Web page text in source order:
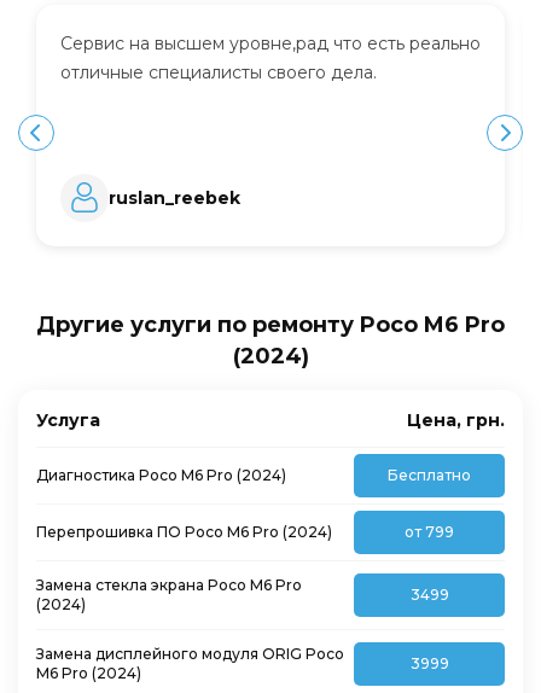
Сервис на высшем уровне,рад что есть реально
отличные специалисты своего дела.
ruslan_reebek
Другие услуги по ремонту Poco M6 Pro
(2024)
Услуга Цена, грн.
Диагностика Poco M6 Pro (2024) Бесплатно
Перепрошивка ПО Poco M6 Pro (2024) от 799
Замена стекла экрана Poco M6 Pro
(2024)
3499
Замена дисплейного модуля ORIG Poco
M6 Pro (2024)
3999